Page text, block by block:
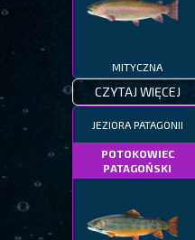
MITYCZNA
CZYTAJ WIĘCEJ
JEZIORA PATAGONII
POTOKOWIEC
PATAGOŃSKI